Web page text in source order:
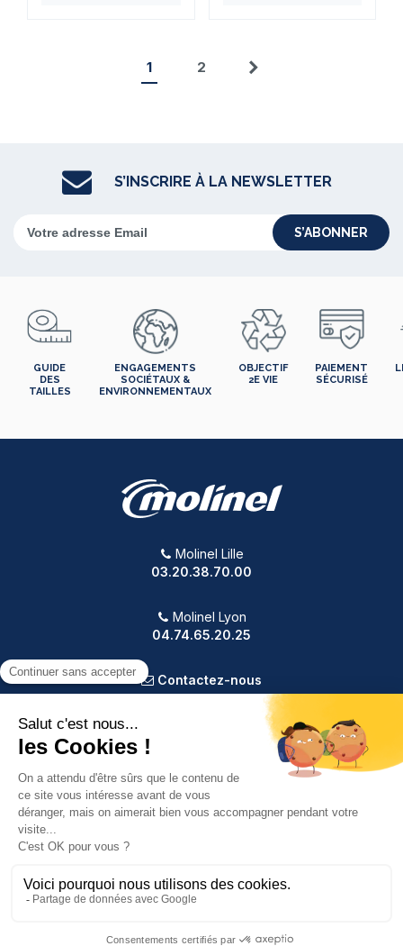
1 2 Suivant
S’INSCRIRE À LA NEWSLETTER
S’ABONNER
GUIDE
DES
TAILLES
ENGAGEMENTS
SOCIÉTAUX &
ENVIRONNEMENTAUX
OBJECTIF
2E VIE
PAIEMENT
SÉCURISÉ
Molinel Lille
03.20.38.70.00
Molinel Lyon
04.74.65.20.25
Contactez-nous
PRODUITS
NOTRE SOCIÉTÉ
VOTRE COMPTE
INFORMATIONS